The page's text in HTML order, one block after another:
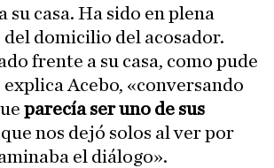
su casa. Ha sido en plena
domicilio del acosador.
frente a su casa, como pude
Acebo, «conversando
parecía ser uno de sus
que nos dejó solos al ver por
el diálogo».